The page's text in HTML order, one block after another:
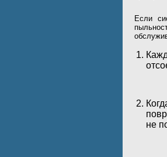
Если
не